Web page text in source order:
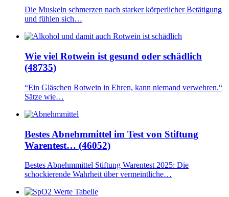
Die Muskeln schmerzen nach starker körperlicher Betätigung
und fühlen sich…
Wie viel Rotwein ist gesund oder schädlich
(48735)
“Ein Gläschen Rotwein in Ehren, kann niemand verwehren.“
Sätze wie…
Bestes Abnehmmittel im Test von Stiftung
Warentest… (46052)
Bestes Abnehmmittel Stiftung Warentest 2025: Die
schockierende Wahrheit über vermeintliche…